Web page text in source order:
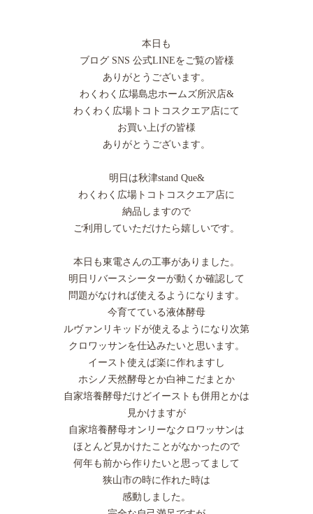
本日も
ブログ SNS 公式LINEをご覧の皆様
ありがとうございます。
わくわく広場島忠ホームズ所沢店&
わくわく広場トコトコスクエア店にて
お買い上げの皆様
ありがとうございます。
明日は秋津stand Que&
わくわく広場トコトコスクエア店に
納品しますので
ご利用していただけたら嬉しいです。
本日も東電さんの工事がありました。
明日リバースシーターが動くか確認して
問題がなければ使えるようになります。
今育てている液体酵母
ルヴァンリキッドが使えるようになり次第
クロワッサンを仕込みたいと思います。
イースト使えば楽に作れますし
ホシノ天然酵母とか白神こだまとか
自家培養酵母だけどイーストも併用とかは
見かけますが
自家培養酵母オンリーなクロワッサンは
ほとんど見かけたことがなかったので
何年も前から作りたいと思ってまして
狭山市の時に作れた時は
感動しました。